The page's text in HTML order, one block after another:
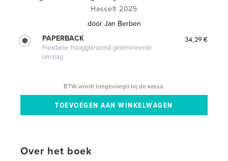
Hasselt 2025
door Jan Berben
PAPERBACK
Flexibele, hoogglanzend gelamineerde
omslag
34,29 €
BTW wordt toegevoegd bij de kassa.
Over het boek